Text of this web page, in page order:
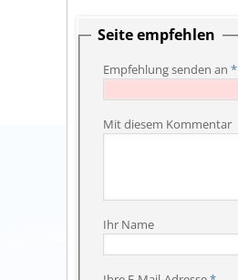
Seite empfehlen
Empfehlung senden an *
Mit diesem Kommentar
Ihr Name